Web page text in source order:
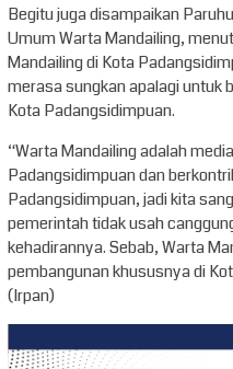
Begitu juga disampaikan
Umum Warta Mandailing,
Mandailing di Kota
merasa sungkan apalagi untuk
Kota Padangsidimpuan.
“Warta Mandailing adalah
Padangsidimpuan dan
Padangsidimpuan, jadi kita
pemerintah tidak usah
kehadirannya. Sebab, Warta
pembangunan khususnya di
(Irpan)